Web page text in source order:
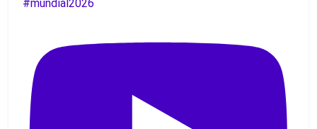
#mundial2026